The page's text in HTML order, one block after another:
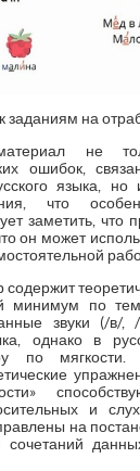
заданиям на
не
ошибок,
языка, но
что
заметить, что
он может
минимум по
звуки (/в/
однако в
по мягкости.
и
на
сочетаний